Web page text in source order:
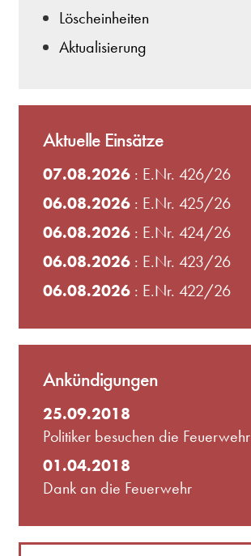
Löscheinheiten
Aktualisierung
Aktuelle Einsätze
07.08.2026: E.Nr. 426/26
06.08.2026: E.Nr. 425/26
06.08.2026: E.Nr. 424/26
06.08.2026: E.Nr. 423/26
06.08.2026: E.Nr. 422/26
Ankündigungen
25.09.2018
Politiker besuchen die Feuerwehr
01.04.2018
Dank an die Feuerwehr